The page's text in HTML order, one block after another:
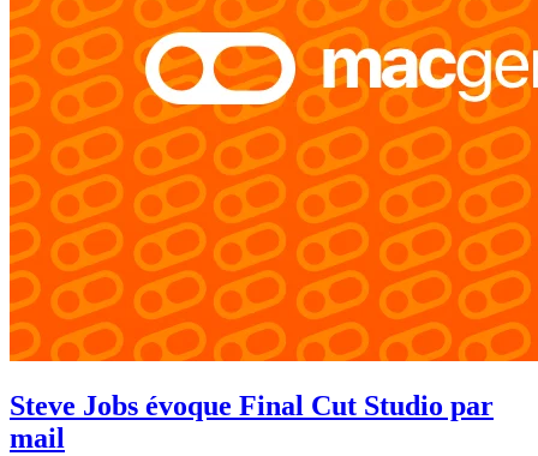
Steve Jobs évoque Final Cut Studio par
mail